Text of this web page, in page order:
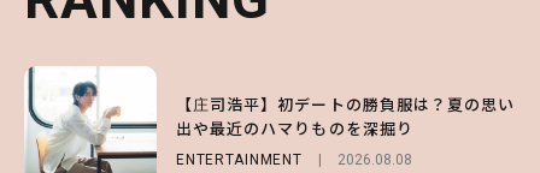
【庄司浩平】初デートの勝負服は？夏の思い
出や最近のハマりものを深掘り
ENTERTAINMENT 2026.08.08
【大原優乃】夏メイクはプレイフルに！ドキ
ッとしちゃう色っぽ“うるみ目”のつくり方
BEAUTY 2026.08.01
【SNIDEL】長濱ねるとロマンティックトラ
ッドな秋はじめ｜2026秋の新作コーデ4選
FASHION Sponsored 2026.07.10